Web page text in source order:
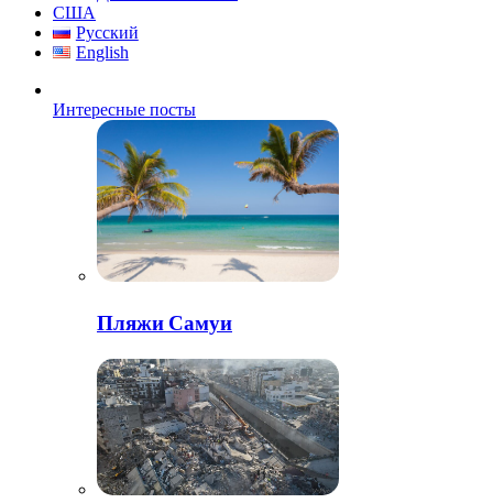
США
Русский
English
Интересные посты
Пляжи Самуи